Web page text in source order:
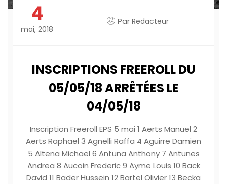
4
mai, 2018
Par Redacteur
INSCRIPTIONS FREEROLL DU
05/05/18 ARRÊTÉES LE
04/05/18
Inscription Freeroll EPS 5 mai 1 Aerts Manuel 2
Aerts Raphael 3 Agnelli Raffa 4 Aguirre Damien
5 Altena Michael 6 Antuna Anthony 7 Antunes
Andrea 8 Aucoin Frederic 9 Ayme Louis 10 Back
David 11 Bader Hussein 12 Bartel Olivier 13 Becka